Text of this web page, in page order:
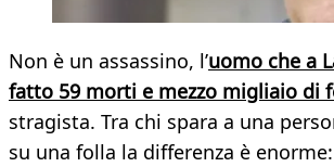
Non è un assassino, l’uomo che a
fatto 59 morti e mezzo migliaio di
stragista. Tra chi spara a una
su una folla la differenza è